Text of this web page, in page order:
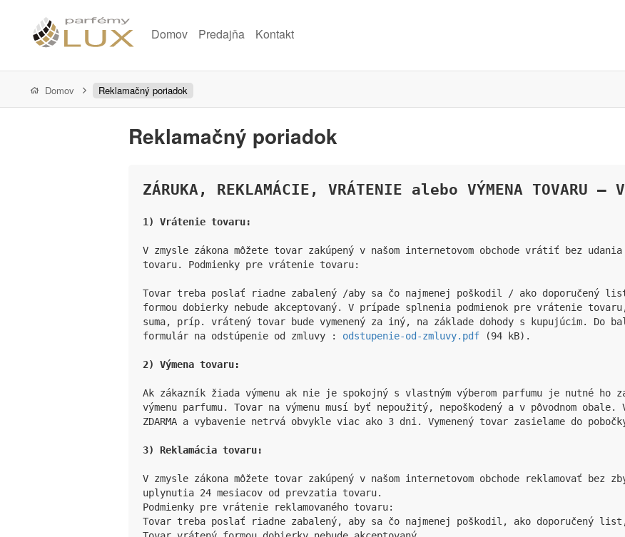
Domov Predajňa Kontakt
Domov Reklamačný poriadok
Reklamačný poriadok
ZÁRUKA, REKLAMÁCIE, VRÁTENIE alebo VÝMENA TOVARU
1) Vrátenie tovaru:
V zmysle zákona môžete tovar zakúpený v našom internetovom obchode vrátiť bez
tovaru. Podmienky pre vrátenie tovaru:
Tovar treba poslať riadne zabalený /aby sa čo najmenej poškodil / ako doporučený
formou dobierky nebude akceptovaný. V prípade splnenia podmienok pre vrátenie
suma, príp. vrátený tovar bude vymenený za iný, na základe dohody s kupujúcim. Do
formulár na odstúpenie od zmluvy : odstupenie-od-zmluvy.pdf (94 kB).
2) Výmena tovaru:
Ak zákazník žiada výmenu ak nie je spokojný s vlastným výberom parfumu je nutné
výmenu parfumu. Tovar na výmenu musí byť nepoužitý, nepoškodený a v pôvodnom
ZDARMA a vybavenie netrvá obvykle viac ako 3 dni. Vymenený tovar zasielame do
3) Reklamácia tovaru:
V zmysle zákona môžete tovar zakúpený v našom internetovom obchode reklamovať bez
uplynutia 24 mesiacov od prevzatia tovaru.
Podmienky pre vrátenie reklamovaného tovaru:
Tovar treba poslať riadne zabalený, aby sa čo najmenej poškodil, ako doporučený